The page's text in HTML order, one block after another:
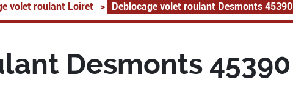
volet roulant Loiret > Deblocage volet roulant Desmonts 45390
Desmonts 45390